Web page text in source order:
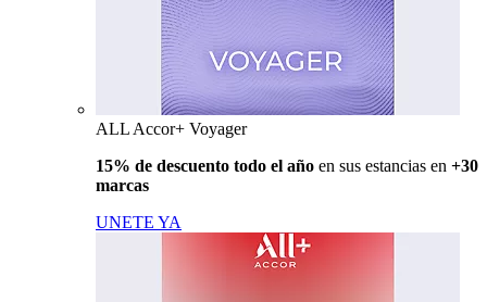
ALL Accor+ Voyager
15% de descuento todo el año en sus estancias en +30
marcas
UNETE YA